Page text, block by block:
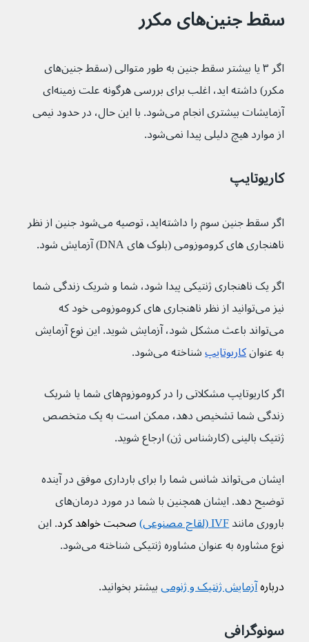
سقط جنین‌های مکرر
اگر ۳ یا بیشتر سقط جنین به طور متوالی (سقط جنین‌های
مکرر) داشته اید، اغلب برای بررسی هرگونه علت زمینه‌ای
آزمایشات بیشتری انجام می‌شود. با این حال، در حدود نیمی
از موارد هیچ دلیلی پیدا نمی‌شود.
کاریوتایپ
اگر سقط جنین سوم را داشته‌اید، توصیه می‌شود جنین از نظر
ناهنجاری های کروموزومی (بلوک های DNA) آزمایش شود.
اگر یک ناهنجاری ژنتیکی پیدا شود، شما و شریک زندگی شما
نیز می‌توانید از نظر ناهنجاری های کروموزومی خود که
می‌تواند باعث مشکل شود، آزمایش شوید. این نوع آزمایش
به عنوان کاریوتایپ شناخته می‌شود.
اگر کاریوتایپ مشکلاتی را در کروموزوم‌های شما یا شریک
زندگی شما تشخیص دهد، ممکن است به یک متخصص
ژنتیک بالینی (کارشناس ژن) ارجاع شوید.
ایشان می‌تواند شانس شما را برای بارداری موفق در آینده
توضیح دهد. ایشان همچنین با شما در مورد درمان‌های
باروری مانند IVF (لقاح مصنوعی) صحبت خواهد کرد. این
نوع مشاوره به عنوان مشاوره ژنتیکی شناخته می‌شود.
درباره آزمایش ژنتیک و ژنومیبیشتر بخوانید.
سونوگرافی